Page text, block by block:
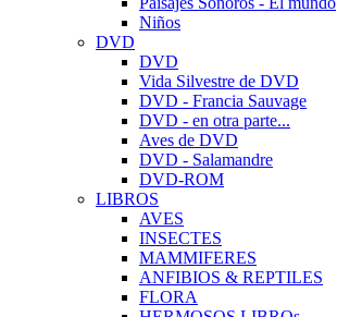
Niños
DVD
DVD
Vida Silvestre de DVD
DVD - Francia Sauvage
DVD - en otra parte...
Aves de DVD
DVD - Salamandre
DVD-ROM
LIBROS
AVES
INSECTES
MAMMIFERES
ANFIBIOS & REPTILES
FLORA